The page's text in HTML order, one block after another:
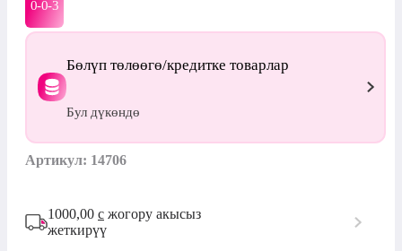
0-0-3
Бөлүп төлөөгө/кредитке товарлар
Бул дүкөндө
Артикул: 14706
1000,00 с жогору акысыз
жеткирүү